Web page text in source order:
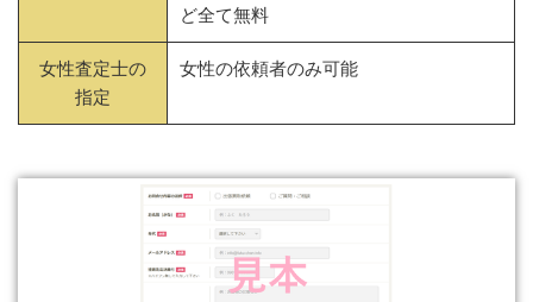
ど全て無料
女性査定士の
指定
女性の依頼者のみ可能